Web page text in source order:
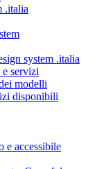
.italia
system .italia
servizi
modelli
disponibili
e accessibile